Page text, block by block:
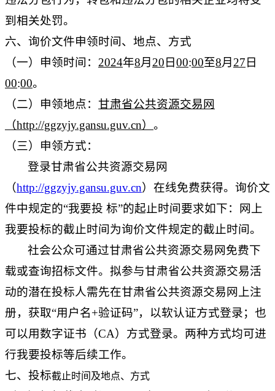
到相关处罚。
六、询价文件申领时间、地点、方式
（一）申领时间： 2024年8月 20 日 00:00至8月 27 日
00:00。
（二）申领地点： 甘肃省公共资源交易网
（http://ggzyjy.gansu.guv.cn） 。
（三）申领方式：
登录甘肃省公共资源交易网
（http://ggzyjy.gansu.guv.cn）在线免费获得。询价文
件中规定的“我要投 标”的起止时间要求如下：网上
我要投标的截止时间为询价文件规定的截止时间。
社会公众可通过甘肃省公共资源交易网免费下
载或查询招标文件。拟参与甘肃省公共资源交易活
动的潜在投标人需先在甘肃省公共资源交易网上注
册，获取“用户名+验证码”，以软认证方式登录；也
可以用数字证书（CA）方式登录。两种方式均可进
行我要投标等后续工作。
七、投标截止时间及地点、方式